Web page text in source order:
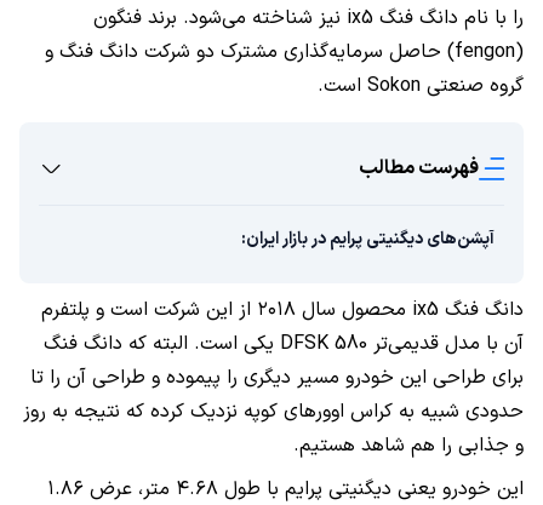
را با نام دانگ فنگ ix5 نیز شناخته می‌شود. برند فنگون
(fengon) حاصل سرمایه‌گذاری مشترک دو شرکت دانگ فنگ و
گروه صنعتی Sokon است.
فهرست مطالب
آپشن‌های دیگنیتی پرایم در بازار ایران:
دانگ فنگ ix5 محصول سال ۲۰۱۸ از این شرکت است و پلتفرم
آن با مدل قدیمی‌تر DFSK 580 یکی است. البته که دانگ فنگ
برای طراحی این خودرو مسیر دیگری را پیموده و طراحی آن را تا
حدودی شبیه به کراس اوورهای کوپه نزدیک کرده که نتیجه به روز
و جذابی را هم شاهد هستیم.
این خودرو یعنی دیگنیتی پرایم با طول ۴.۶۸ متر، عرض ۱.۸۶